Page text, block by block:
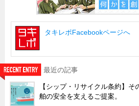
タキレポFacebookページへ
最近の記事
【シップ・リサイクル条約】
舶の安全を支えるご提案。